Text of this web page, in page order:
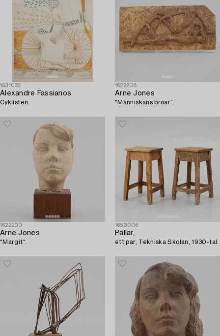
1631032
Alexandre Fassianos
Cyklisten.
1622208
Arne Jones
"Människans broar".
1622200
Arne Jones
"Margit".
1650006
Pallar,
ett par, Tekniska Skolan, 1930-tal.